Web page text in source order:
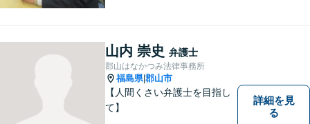
山内 崇史 弁護士
郡山はなかつみ法律事務所
福島県|郡山市
【人間くさい弁護士を目指し
て】
詳細を見
る